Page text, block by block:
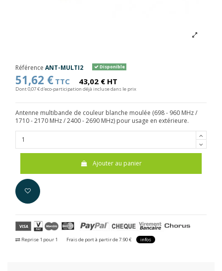
Référence ANT-MULTI2 Disponible
51,62 € TTC 43,02 € HT
Dont 0,07 € d'eco-participation déjà incluse dans le prix
Antenne multibande de couleur blanche moulée (698 - 960 MHz /
1710 - 2170 MHz / 2400 - 2690 MHz) pour usage en extérieure.
Ajouter au panier
Reprise 1 pour 1 Frais de port à partir de 7.90 € infos